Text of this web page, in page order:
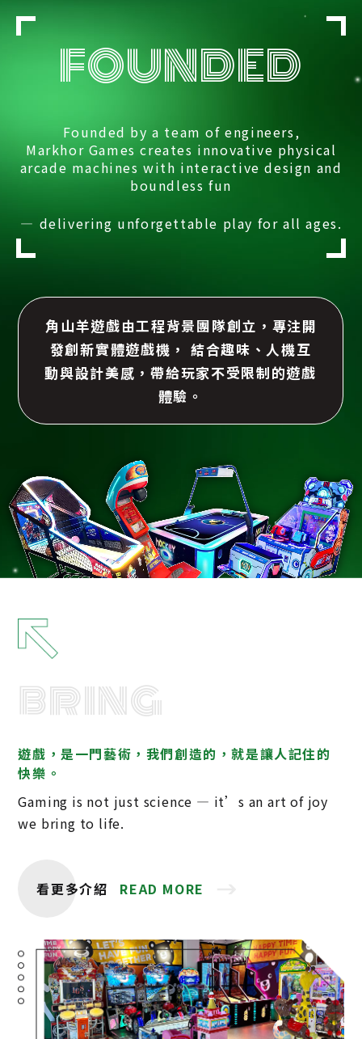
FOUNDED
Founded by a team of engineers,
Markhor Games creates innovative physical
arcade machines with interactive design and
boundless fun
— delivering unforgettable play for all ages.
角山羊遊戲由工程背景團隊創立，專注開
發創新實體遊戲機， 結合趣味、人機互
動與設計美感，帶給玩家不受限制的遊戲
體驗。
bring
遊戲，是一門藝術，我們創造的，就是讓人記住的
快樂。
Gaming is not just science — it’s an art of joy
we bring to life.
看更多介紹 READ MORE